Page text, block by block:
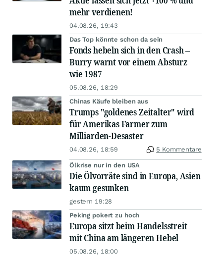
mehr verdienen!
04.08.26, 19:43
Das Top könnte schon da sein
Fonds hebeln sich in den Crash –
Burry warnt vor einem Absturz
wie 1987
05.08.26, 18:29
Chinas Käufe bleiben aus
Trumps "goldenes Zeitalter" wird
für Amerikas Farmer zum
Milliarden-Desaster
04.08.26, 18:59 5 Kommentare
Ölkrise nur in den USA
Die Ölvorräte sind in Europa, Asien
kaum gesunken
gestern 19:28
Peking pokert zu hoch
Europa sitzt beim Handelsstreit
mit China am längeren Hebel
05.08.26, 18:00